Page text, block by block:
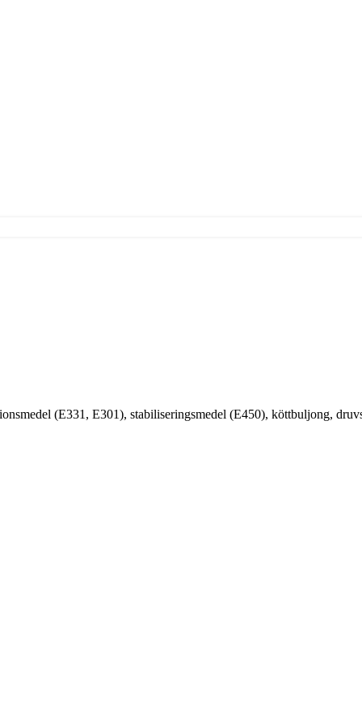
(E331, E301), stabiliseringsmedel (E450), köttbuljong,